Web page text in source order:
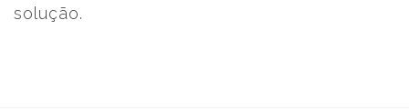
solução.